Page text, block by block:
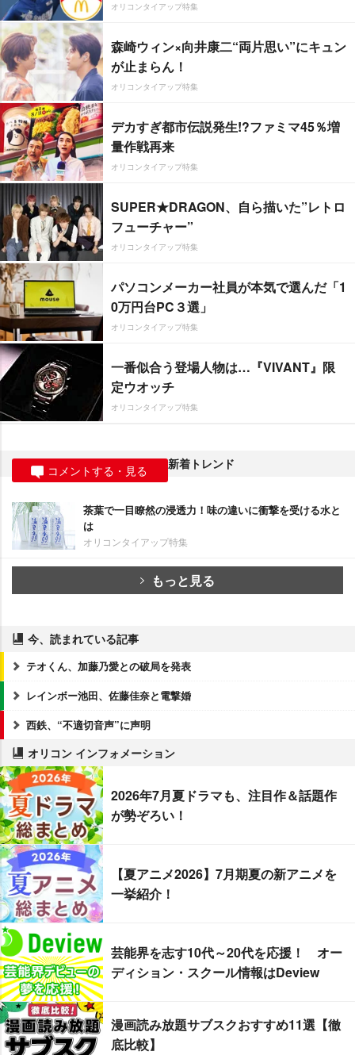
オリコンタイアップ特集
森崎ウィン×向井康二“両片思い”にキュン
が止まらん！
オリコンタイアップ特集
デカすぎ都市伝説発生!?ファミマ45％増
量作戦再来
オリコンタイアップ特集
SUPER★DRAGON、自ら描いた”レトロ
フューチャー”
オリコンタイアップ特集
パソコンメーカー社員が本気で選んだ「1
0万円台PC３選」
オリコンタイアップ特集
一番似合う登場人物は…『VIVANT』限
定ウオッチ
オリコンタイアップ特集
コメントする・見る 新着トレンド
茶葉で一目瞭然の浸透力！味の違いに衝撃を受ける水と
は
オリコンタイアップ特集
もっと見る
今、読まれている記事
テオくん、加藤乃愛との破局を発表
レインボー池田、佐藤佳奈と電撃婚
西鉄、“不適切音声”に声明
オリコン インフォメーション
2026年7月夏ドラマも、注目作＆話題作
が勢ぞろい！
【夏アニメ2026】7月期夏の新アニメを
一挙紹介！
芸能界を志す10代～20代を応援！ オー
ディション・スクール情報はDeview
漫画読み放題サブスクおすすめ11選【徹
底比較】